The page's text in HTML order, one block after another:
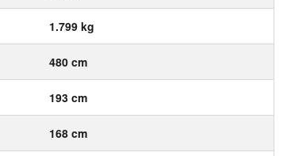
1.799 kg
480 cm
193 cm
168 cm